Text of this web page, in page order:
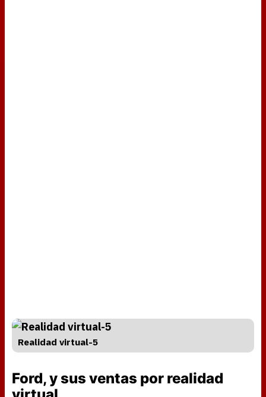
Realidad virtual-5
Ford, y sus ventas por realidad